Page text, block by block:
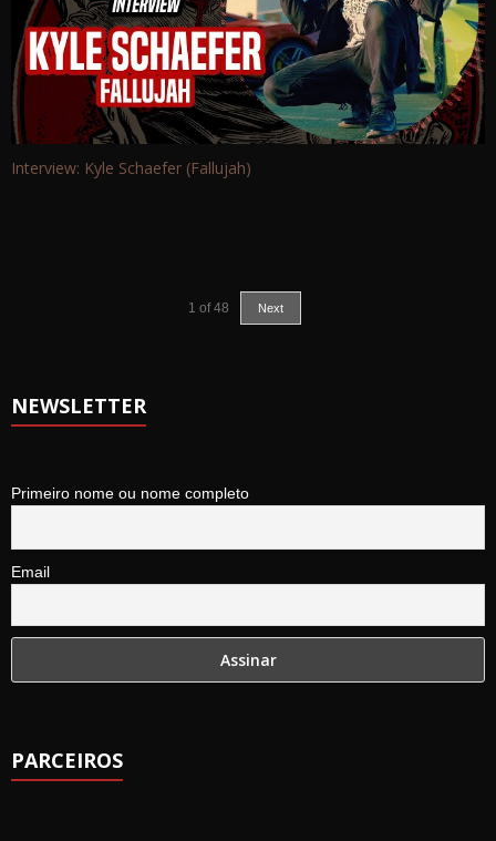
Interview: Kyle Schaefer (Fallujah)
1 of 48 Next
NEWSLETTER
Primeiro nome ou nome completo
Email
PARCEIROS